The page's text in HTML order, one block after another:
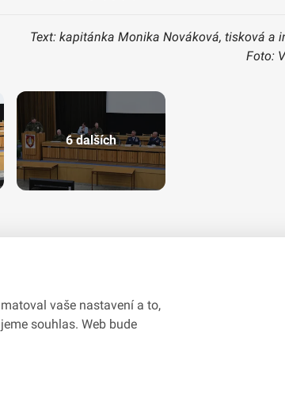
Text: kapitánka Monika Nováková, tisková a
Foto:
6 dalších
vaše nastavení a to,
souhlas. Web bude